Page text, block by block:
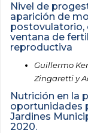
Nivel de
aparición de
postovulatorio,
ventana de
reproductiva
Guillermo
Zingaretti y
Nutrición en la
oportunidades
Jardines
2020.